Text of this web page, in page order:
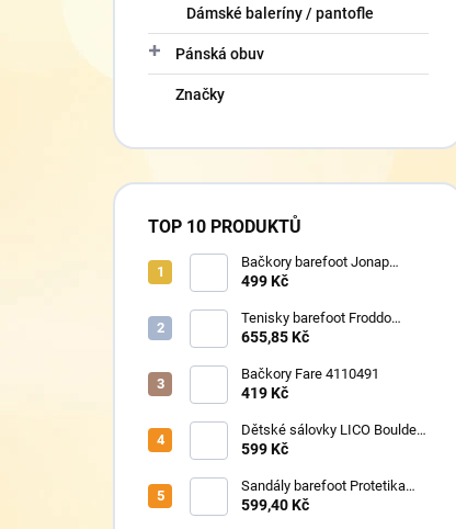
Dámské baleríny / pantofle
Pánská obuv
Značky
TOP 10 PRODUKTŮ
Bačkory barefoot Jonap
Home New Police
499 Kč
Tenisky barefoot Froddo
G1700440-8 Grey+
655,85 Kč
Bačkory Fare 4110491
419 Kč
Dětské sálovky LICO Boulder
360652
599 Kč
Sandály barefoot Protetika
TAFI pink uni
599,40 Kč